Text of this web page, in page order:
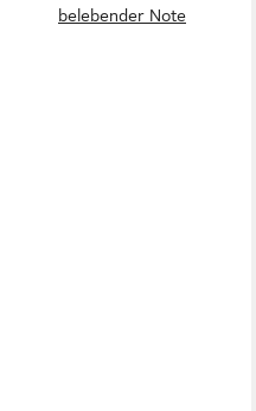
belebender Note